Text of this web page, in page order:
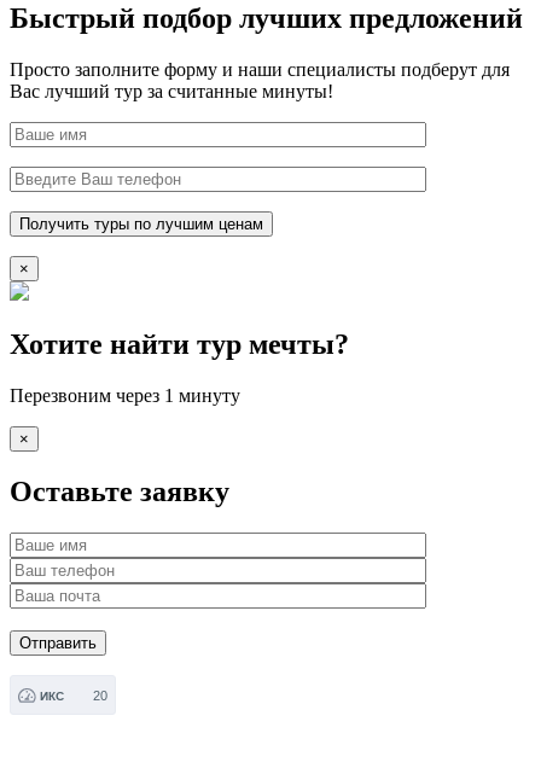
Быстрый подбор лучших предложений
Просто заполните форму и наши специалисты подберут для
Вас лучший тур за считанные минуты!
×
Хотите найти тур мечты?
Перезвоним через 1 минуту
×
Оставьте заявку
ИКС 20